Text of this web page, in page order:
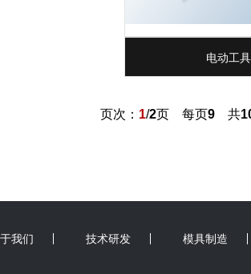
电动工
页次： 1/2页 每页9 共
我们 技术研发 模具制造